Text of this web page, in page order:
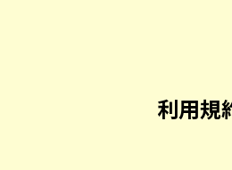
利用規